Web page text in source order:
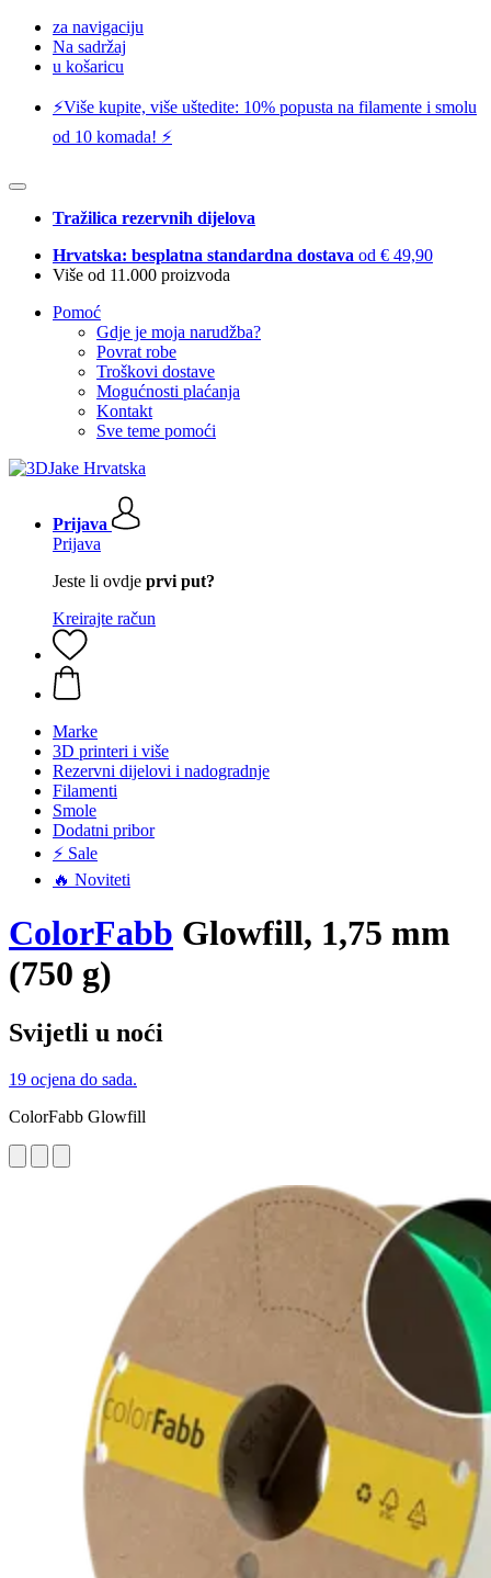
za navigaciju
Na sadržaj
u košaricu
⚡️Više kupite, više uštedite: 10% popusta na filamente i smolu
od 10 komada! ⚡️
Tražilica rezervnih dijelova
Hrvatska: besplatna standardna dostava od € 49,90
Više od 11.000 proizvoda
Pomoć
Gdje je moja narudžba?
Povrat robe
Troškovi dostave
Mogućnosti plaćanja
Kontakt
Sve teme pomoći
Prijava
Prijava
Jeste li ovdje prvi put?
Kreirajte račun
Marke
3D printeri i više
Rezervni dijelovi i nadogradnje
Filamenti
Smole
Dodatni pribor
⚡ Sale
🔥 Noviteti
ColorFabb Glowfill, 1,75 mm
(750 g)
Svijetli u noći
19 ocjena do sada.
ColorFabb Glowfill